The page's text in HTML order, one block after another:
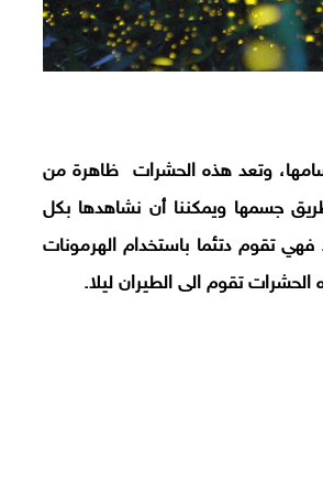
وتعد هذه الحشرات ظاهرة من
جسمها ويمكننا أن نشاهدها بكل
فهي تقوم دتئما باستخدام الهرمونات
تقوم الى الطيران ليلا.